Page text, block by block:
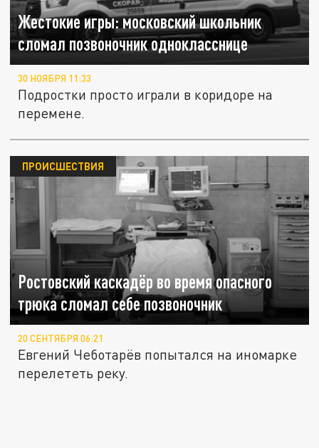
Жестокие игры: московский школьник
сломал позвоночник однокласснице
30 НОЯБРЯ 11:33
Подростки просто играли в коридоре на
перемене.
Ростовский каскадёр во время опасного
трюка сломал себе позвоночник
ПРОИСШЕСТВИЯ
20 СЕНТЯБРЯ 06:21
Евгений Чеботарёв попытался на иномарке
перелететь реку.